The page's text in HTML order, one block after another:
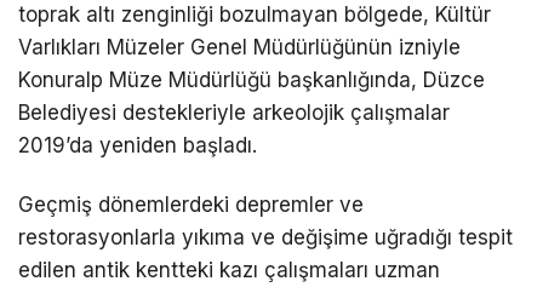
toprak altı zenginliği bozulmayan bölgede, Kültür
Varlıkları Müzeler Genel Müdürlüğünün izniyle
Konuralp Müze Müdürlüğü başkanlığında, Düzce
Belediyesi destekleriyle arkeolojik çalışmalar
2019’da yeniden başladı.
Geçmiş dönemlerdeki depremler ve
restorasyonlarla yıkıma ve değişime uğradığı tespit
edilen antik kentteki kazı çalışmaları uzman